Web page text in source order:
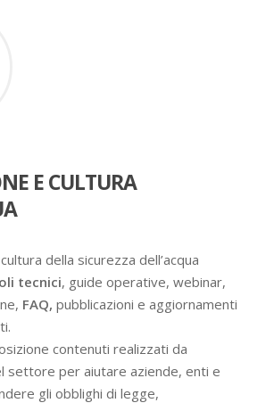
E CULTURA
della sicurezza dell’acqua
tecnici, guide operative, webinar,
FAQ, pubblicazioni e aggiornamenti
contenuti realizzati da
settore per aiutare aziende, enti e
gli obblighi di legge,